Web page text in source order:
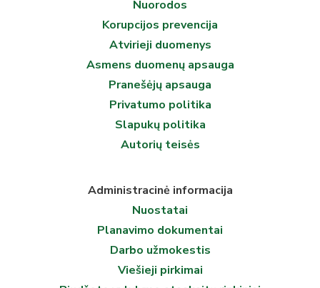
Nuorodos
Korupcijos prevencija
Atvirieji duomenys
Asmens duomenų apsauga
Pranešėjų apsauga
Privatumo politika
Slapukų politika
Autorių teisės
Administracinė informacija
Nuostatai
Planavimo dokumentai
Darbo užmokestis
Viešieji pirkimai